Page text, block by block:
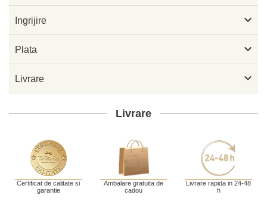
Ingrijire 
Plata 
Livrare 
Livrare
Certificat de calitate si
garantie
Ambalare gratuita de
cadou
Livrare rapida in 24-48
h